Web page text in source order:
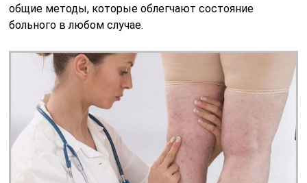
общие методы, которые облегчают состояние
больного в любом случае.